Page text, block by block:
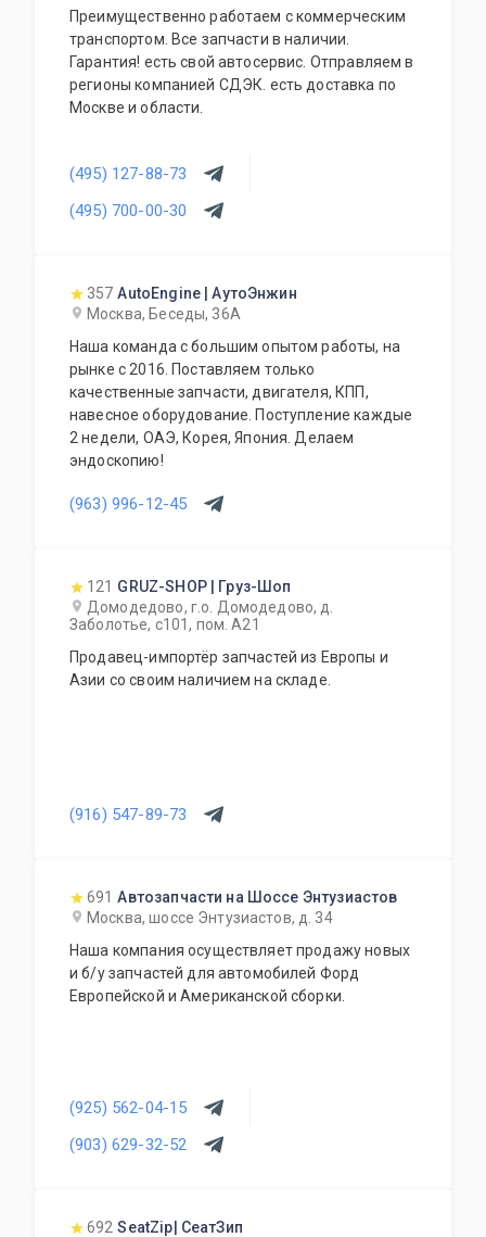
Преимущественно работаем с коммерческим
транспортом. Все запчасти в наличии.
Гарантия! есть свой автосервис. Отправляем в
регионы компанией СДЭК. есть доставка по
Москве и области.
(495) 127-88-73
(495) 700-00-30
357 AutoEngine | АутоЭнжин
Москва, Беседы, 36А
Наша команда с большим опытом работы, на
рынке с 2016. Поставляем только
качественные запчасти, двигателя, КПП,
навесное оборудование. Поступление каждые
2 недели, ОАЭ, Корея, Япония. Делаем
эндоскопию!
(963) 996-12-45
121 GRUZ-SHOP | Груз-Шоп
Домодедово, г.о. Домодедово, д.
Заболотье, с101, пом. А21
Продавец-импортёр запчастей из Европы и
Азии со своим наличием на складе.
(916) 547-89-73
691 Автозапчасти на Шоссе Энтузиастов
Москва, шоссе Энтузиастов, д. 34
Наша компания осуществляет продажу новых
и б/у запчастей для автомобилей Форд
Европейской и Американской сборки.
(925) 562-04-15
(903) 629-32-52
692 SeatZip| СеатЗип